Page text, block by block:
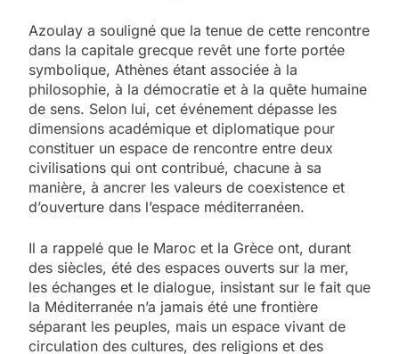
Azoulay a souligné que la tenue de cette rencontre
dans la capitale grecque revêt une forte portée
symbolique, Athènes étant associée à la
philosophie, à la démocratie et à la quête humaine
de sens. Selon lui, cet événement dépasse les
dimensions académique et diplomatique pour
constituer un espace de rencontre entre deux
civilisations qui ont contribué, chacune à sa
manière, à ancrer les valeurs de coexistence et
d’ouverture dans l’espace méditerranéen.
Il a rappelé que le Maroc et la Grèce ont, durant
des siècles, été des espaces ouverts sur la mer,
les échanges et le dialogue, insistant sur le fait que
la Méditerranée n’a jamais été une frontière
séparant les peuples, mais un espace vivant de
circulation des cultures, des religions et des